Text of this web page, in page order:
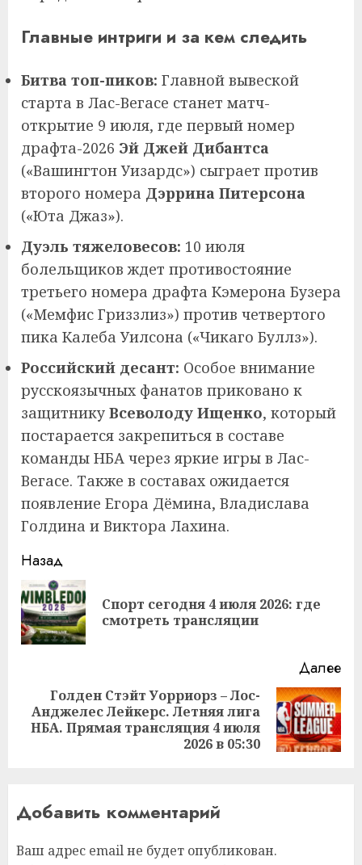
Главные интриги и за кем следить
Битва топ-пиков: Главной вывеской
старта в Лас-Вегасе станет матч-
открытие 9 июля, где первый номер
драфта-2026 Эй Джей Дибантса
(«Вашингтон Уизардс») сыграет против
второго номера Дэррина Питерсона
(«Юта Джаз»).
Дуэль тяжеловесов: 10 июля
болельщиков ждет противостояние
третьего номера драфта Кэмерона Бузера
(«Мемфис Гриззлиз») против четвертого
пика Калеба Уилсона («Чикаго Буллз»).
Российский десант: Особое внимание
русскоязычных фанатов приковано к
защитнику Всеволоду Ищенко, который
постарается закрепиться в составе
команды НБА через яркие игры в Лас-
Вегасе. Также в составах ожидается
появление Егора Дёмина, Владислава
Голдина и Виктора Лахина.
Продолжить
чтение
Назад
Спорт сегодня 4 июля 2026: где
смотреть трансляции
Далее
Следующая
запись:
Голден Стэйт Уорриорз – Лос-
Анджелес Лейкерс. Летняя лига
НБА. Прямая трансляция 4 июля
2026 в 05:30
Добавить комментарий
Ваш адрес email не будет опубликован.